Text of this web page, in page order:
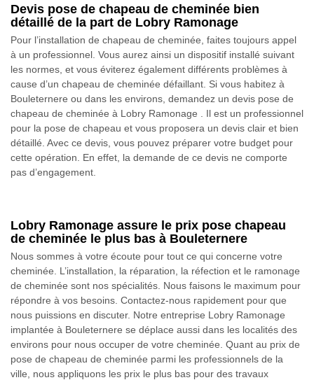
Devis pose de chapeau de cheminée bien
détaillé de la part de Lobry Ramonage
Pour l’installation de chapeau de cheminée, faites toujours appel
à un professionnel. Vous aurez ainsi un dispositif installé suivant
les normes, et vous éviterez également différents problèmes à
cause d’un chapeau de cheminée défaillant. Si vous habitez à
Bouleternere ou dans les environs, demandez un devis pose de
chapeau de cheminée à Lobry Ramonage . Il est un professionnel
pour la pose de chapeau et vous proposera un devis clair et bien
détaillé. Avec ce devis, vous pouvez préparer votre budget pour
cette opération. En effet, la demande de ce devis ne comporte
pas d’engagement.
Lobry Ramonage assure le prix pose chapeau
de cheminée le plus bas à Bouleternere
Nous sommes à votre écoute pour tout ce qui concerne votre
cheminée. L’installation, la réparation, la réfection et le ramonage
de cheminée sont nos spécialités. Nous faisons le maximum pour
répondre à vos besoins. Contactez-nous rapidement pour que
nous puissions en discuter. Notre entreprise Lobry Ramonage
implantée à Bouleternere se déplace aussi dans les localités des
environs pour nous occuper de votre cheminée. Quant au prix de
pose de chapeau de cheminée parmi les professionnels de la
ville, nous appliquons les prix le plus bas pour des travaux